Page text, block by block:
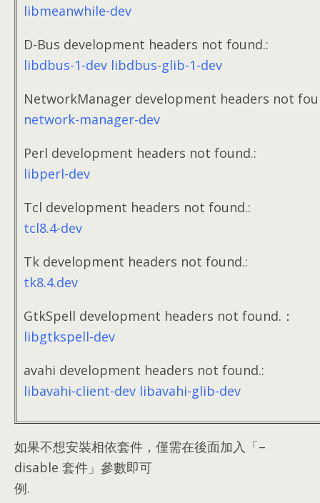
libmeanwhile-dev
D-Bus development headers not found.:
libdbus-1-dev libdbus-glib-1-dev
NetworkManager development headers not
network-manager-dev
Perl development headers not found.:
libperl-dev
Tcl development headers not found.:
tcl8.4-dev
Tk development headers not found.:
tk8.4.dev
GtkSpell development headers not found. ：
libgtkspell-dev
avahi development headers not found.:
libavahi-client-dev libavahi-glib-dev
如果不想安裝相依套件 ， 僅需在後面加入「–
disable 套件」參數即可
例.